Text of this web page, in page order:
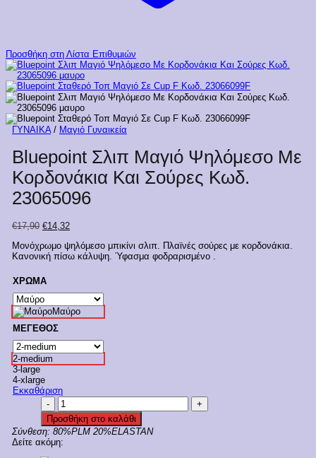
Προσθήκη στη Λίστα Επιθυμιών
ΓΥΝΑΙΚΑ / Μαγιό Γυναικεία
Bluepoint Σλιπ Μαγιό Ψηλόμεσο Με
Κορδονάκια Και Σούρες Κωδ.
23065096
€17,90 Original
was:
€17,90.
€14,32Η
τιμή
είναι:
Μονόχρωμο ψηλόμεσο μπικίνι σλιπ. Πλαϊνές σούρες με κορδονάκια.
Κανονική πίσω κάλυψη. Ύφασμα φοδραρισμένο .
ΧΡΩΜΑ
Μαύρο
ΜΕΓΕΘΟΣ
2-medium
3-large
4-xlarge
Εκκαθάριση
Bluepoint
Σλιπ
Μαγιό
Ψηλόμεσο
Με
Προσθήκη στο καλάθι
Σύνθεση: 80%PLM 20%ELASTAN
Δείτε ακόμη: